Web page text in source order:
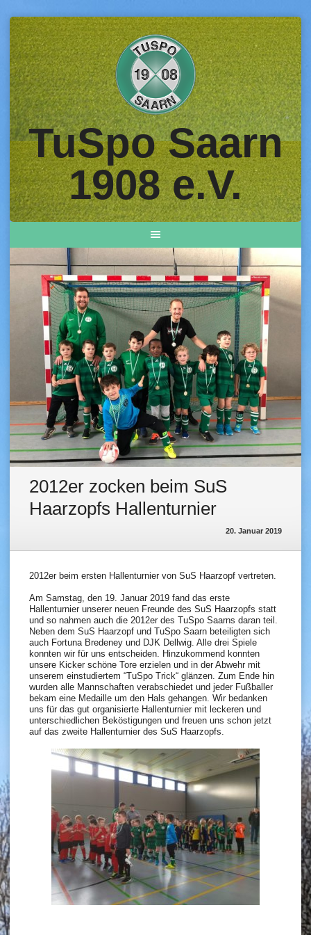
Skip
to
content
TuSpo Saarn
1908 e.V.
2012er zocken beim SuS
Haarzopfs Hallenturnier
20. Januar 2019
2012er beim ersten Hallenturnier von SuS Haarzopf vertreten.
Am Samstag, den 19. Januar 2019 fand das erste
Hallenturnier unserer neuen Freunde des SuS Haarzopfs statt
und so nahmen auch die 2012er des TuSpo Saarns daran teil.
Neben dem SuS Haarzopf und TuSpo Saarn beteiligten sich
auch Fortuna Bredeney und DJK Dellwig. Alle drei Spiele
konnten wir für uns entscheiden. Hinzukommend konnten
unsere Kicker schöne Tore erzielen und in der Abwehr mit
unserem einstudiertem “TuSpo Trick“ glänzen. Zum Ende hin
wurden alle Mannschaften verabschiedet und jeder Fußballer
bekam eine Medaille um den Hals gehangen. Wir bedanken
uns für das gut organisierte Hallenturnier mit leckeren und
unterschiedlichen Beköstigungen und freuen uns schon jetzt
auf das zweite Hallenturnier des SuS Haarzopfs.